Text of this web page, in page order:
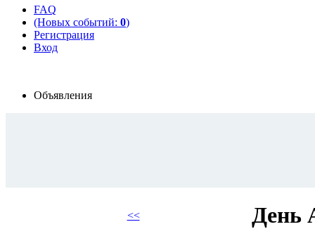
FAQ
(Новых событий: 0)
Регистрация
Вход
Объявления
<< День